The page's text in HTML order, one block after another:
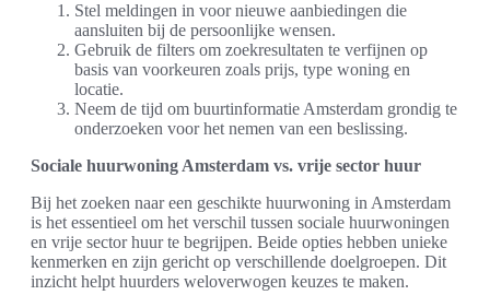
Stel meldingen in voor nieuwe aanbiedingen die
aansluiten bij de persoonlijke wensen.
Gebruik de filters om zoekresultaten te verfijnen op
basis van voorkeuren zoals prijs, type woning en
locatie.
Neem de tijd om buurtinformatie Amsterdam grondig te
onderzoeken voor het nemen van een beslissing.
Sociale huurwoning Amsterdam vs. vrije sector huur
Bij het zoeken naar een geschikte huurwoning in Amsterdam
is het essentieel om het verschil tussen sociale huurwoningen
en vrije sector huur te begrijpen. Beide opties hebben unieke
kenmerken en zijn gericht op verschillende doelgroepen. Dit
inzicht helpt huurders weloverwogen keuzes te maken.